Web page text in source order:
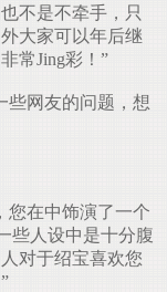
不是不牵手，只
大家可以年后继
常Jing彩！”
网友的问题，想
在中饰演了一个
些人设中是十分腹
对于绍宝喜欢您